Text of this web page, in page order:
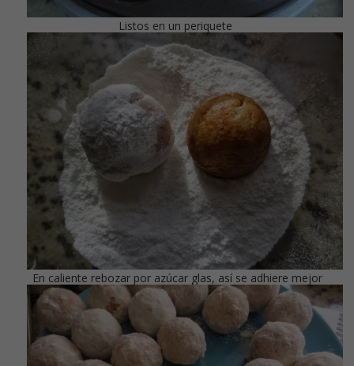
Listos en un periquete
En caliente rebozar por azúcar glas, así se adhiere mejor